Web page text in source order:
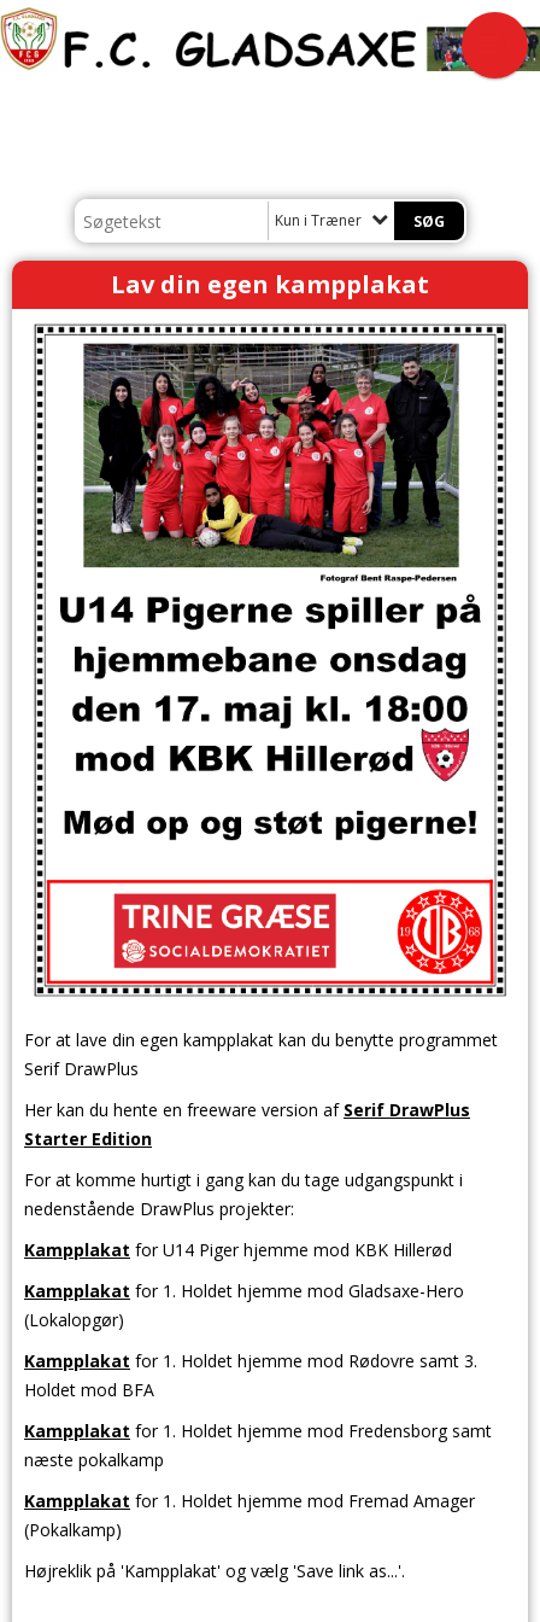
Kun i Træner
Lav din egen kampplakat
For at lave din egen kampplakat kan du benytte programmet
Serif DrawPlus
Her kan du hente en freeware version af Serif DrawPlus
Starter Edition
For at komme hurtigt i gang kan du tage udgangspunkt i
nedenstående DrawPlus projekter:
Kampplakat for U14 Piger hjemme mod KBK Hillerød
Kampplakat for 1. Holdet hjemme mod Gladsaxe-Hero
(Lokalopgør)
Kampplakat for 1. Holdet hjemme mod Rødovre samt 3.
Holdet mod BFA
Kampplakat for 1. Holdet hjemme mod Fredensborg samt
næste pokalkamp
Kampplakat for 1. Holdet hjemme mod Fremad Amager
(Pokalkamp)
Højreklik på 'Kampplakat' og vælg 'Save link as...'.